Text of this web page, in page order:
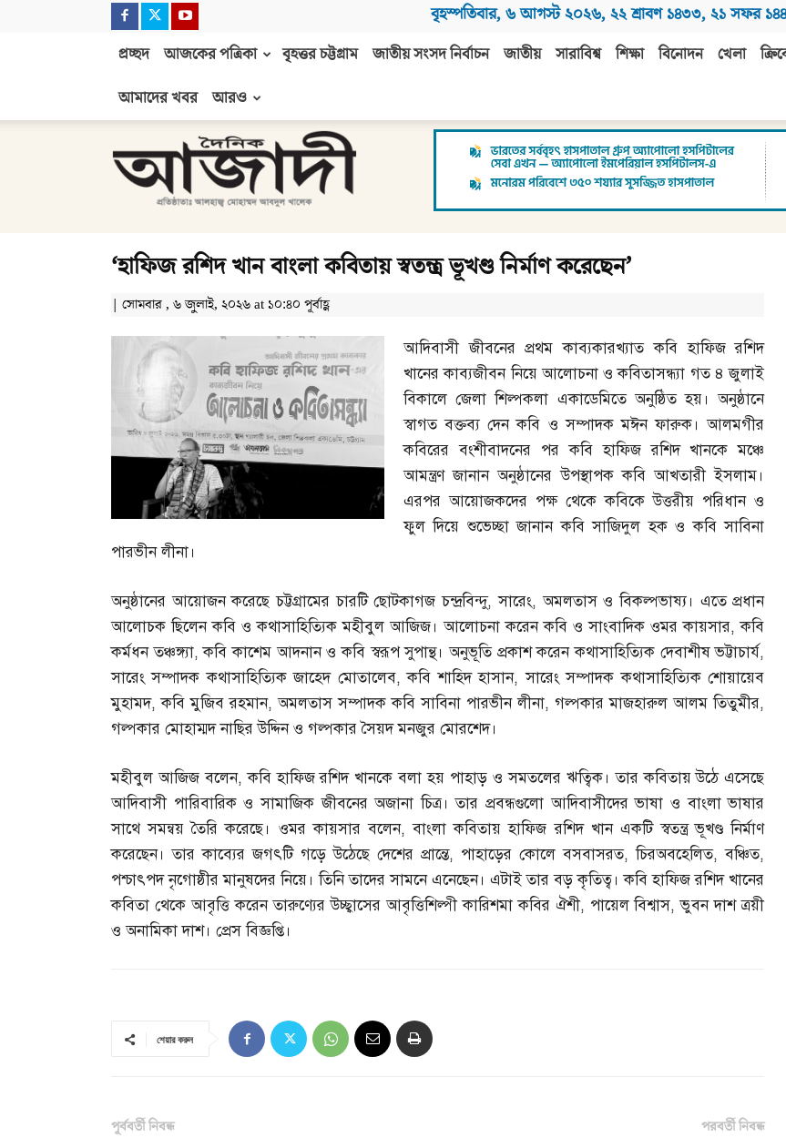
বৃহস্পতিবার, ৬ আগস্ট ২০২৬, ২২ শ্রাবণ ১৪৩৩, ২১ সফর
প্রচ্ছদ আজকের পত্রিকা বৃহত্তর চট্টগ্রাম জাতীয় সংসদ নির্বাচন জাতীয় সারাবিশ্ব শিক্ষা বিনোদন খেলা
আমাদের খবর
আরও
আজাদী
‘হাফিজ রশিদ খান বাংলা কবিতায় স্বতন্ত্র ভূখণ্ড নির্মাণ করেছেন’
| সোমবার , ৬ জুলাই, ২০২৬ at ১০:৪০ পূর্বাহ্ণ
আদিবাসী জীবনের প্রথম কাব্যকারখ্যাত কবি হাফিজ রশিদ
খানের কাব্যজীবন নিয়ে আলোচনা ও কবিতাসন্ধ্যা গত ৪ জুলাই
বিকালে জেলা শিল্পকলা একাডেমিতে অনুষ্ঠিত হয়। অনুষ্ঠানে
স্বাগত বক্তব্য দেন কবি ও সম্পাদক মঈন ফারুক। আলমগীর
কবিরের বংশীবাদনের পর কবি হাফিজ রশিদ খানকে মঞ্চে
আমন্ত্রণ জানান অনুষ্ঠানের উপস্থাপক কবি আখতারী ইসলাম।
এরপর আয়োজকদের পক্ষ থেকে কবিকে উত্তরীয় পরিধান ও
ফুল দিয়ে শুভেচ্ছা জানান কবি সাজিদুল হক ও কবি সাবিনা
পারভীন লীনা।
অনুষ্ঠানের আয়োজন করেছে চট্টগ্রামের চারটি ছোটকাগজ চন্দ্রবিন্দু,সারেং,অমলতাস ও বিকল্পভাষ্য। এতে প্রধান
আলোচক ছিলেন কবি ও কথাসাহিত্যিক মহীবুল আজিজ। আলোচনা করেন কবি ও সাংবাদিক ওমর কায়সার,কবি
কর্মধন তঞ্চঙ্গ্যা,কবি কাশেম আদনান ও কবি স্বরূপ সুপান্থ। অনুভূতি প্রকাশ করেন কথাসাহিত্যিক দেবাশীষ ভট্টাচার্য,
সারেং সম্পাদক কথাসাহিত্যিক জাহেদ মোতালেব,কবি শাহিদ হাসান,সারেং সম্পাদক কথাসাহিত্যিক শোয়ায়েব
মুহামদ,কবি মুজিব রহমান,অমলতাস সম্পাদক কবি সাবিনা পারভীন লীনা,গল্পকার মাজহারুল আলম তিতুমীর,
গল্পকার মোহাম্মদ নাছির উদ্দিন ও গল্পকার সৈয়দ মনজুর মোরশেদ।
মহীবুল আজিজ বলেন,কবি হাফিজ রশিদ খানকে বলা হয় পাহাড় ও সমতলের ঋত্বিক। তার কবিতায় উঠে এসেছে
আদিবাসী পারিবারিক ও সামাজিক জীবনের অজানা চিত্র। তার প্রবন্ধগুলো আদিবাসীদের ভাষা ও বাংলা ভাষার
সাথে সমন্বয় তৈরি করেছে। ওমর কায়সার বলেন,বাংলা কবিতায় হাফিজ রশিদ খান একটি স্বতন্ত্র ভূখণ্ড নির্মাণ
করেছেন। তার কাব্যের জগৎটি গড়ে উঠেছে দেশের প্রান্তে, পাহাড়ের কোলে বসবাসরত,চিরঅবহেলিত,বঞ্চিত,
পশ্চাৎপদ নৃগোষ্ঠীর মানুষদের নিয়ে। তিনি তাদের সামনে এনেছেন। এটাই তার বড় কৃতিত্ব। কবি হাফিজ রশিদ খানের
কবিতা থেকে আবৃত্তি করেন তারুণ্যের উচ্ছ্বাসের আবৃত্তিশিল্পী কারিশমা কবির ঐশী, পায়েল বিশ্বাস,ভুবন দাশ ত্রয়ী
ও অনামিকা দাশ। প্রেস বিজ্ঞপ্তি।
শেয়ার করুন
পূর্ববর্তী নিবন্ধ
পরবর্তী নিবন্ধ